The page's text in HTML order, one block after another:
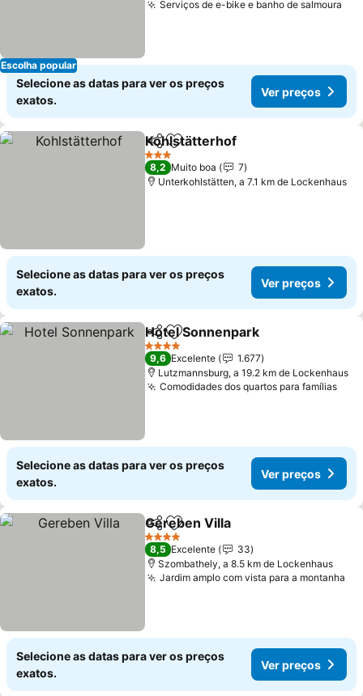
Escolha popular
Serviços de e-bike e banho de salmoura
Selecione as datas para ver os preços
exatos.
Ver preços
PartilharAdicionar aos favoritos
Kohlstätterhof
3 Estrelas
8,2 Muito boa
7
Unterkohlstätten, a 7.1 km de Lockenhaus
Selecione as datas para ver os preços
exatos.
Ver preços
PartilharAdicionar aos favoritos
Hotel Sonnenpark
4 Estrelas
9,6 Excelente
1.677
Lutzmannsburg, a 19.2 km de Lockenhaus
Comodidades dos quartos para famíliasVer
Selecione as datas para ver os preços
exatos.
Ver preços
PartilharAdicionar aos favoritos
Gereben Villa
4 Estrelas
8,5 Excelente
33
Szombathely, a 8.5 km de Lockenhaus
Jardim amplo com vista para a montanha
Selecione as datas para ver os preços
exatos.
Ver preços